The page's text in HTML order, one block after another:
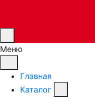
Меню
Главная
Каталог